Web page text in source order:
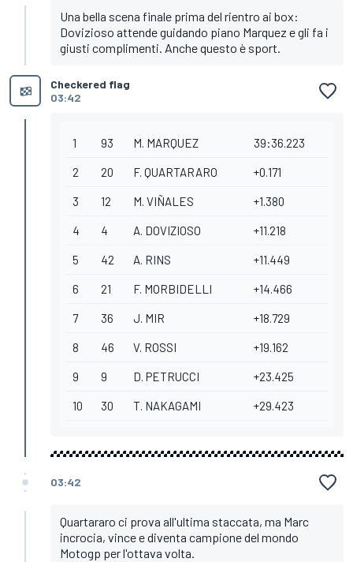
Una bella scena finale prima del rientro ai box:
Dovizioso attende guidando piano Marquez e gli fa i
giusti complimenti. Anche questo è sport.
Checkered flag
03:42
1 93 M. MARQUEZ 39:36.223
2 20 F. QUARTARARO +0.171
3 12 M. VIÑALES +1.380
4 4 A. DOVIZIOSO +11.218
5 42 A. RINS +11.449
6 21 F. MORBIDELLI +14.466
7 36 J. MIR +18.729
8 46 V. ROSSI +19.162
9 9 D. PETRUCCI +23.425
10 30 T. NAKAGAMI +29.423
03:42
Quartararo ci prova all'ultima staccata, ma Marc
incrocia, vince e diventa campione del mondo
Motogp per l'ottava volta.